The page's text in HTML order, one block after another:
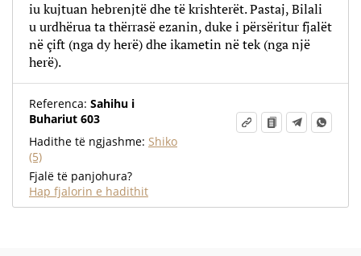
iu kujtuan hebrenjtë dhe të krishterët. Pastaj, Bilali
u urdhërua ta thërrasë ezanin, duke i përsëritur fjalët
në çift (nga dy herë) dhe ikametin në tek (nga një
herë).
Referenca: Sahihu i
Buhariut 603
Hadithe të ngjashme: Shiko
(5)
Fjalë të panjohura?
Hap fjalorin e hadithit